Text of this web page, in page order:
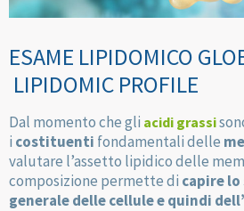
ESAME LIPIDOMICO
LIPIDOMIC PROFILE
Dal momento che gli acidi grassi
i costituenti fondamentali delle
valutare l’assetto lipidico delle
composizione permette di capire
generale delle cellule e quindi